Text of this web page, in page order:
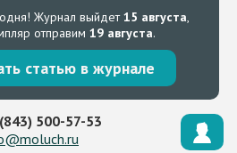
Журнал выйдет15 августа,
отправим 19 августа.
статью в журнале
500-57-53